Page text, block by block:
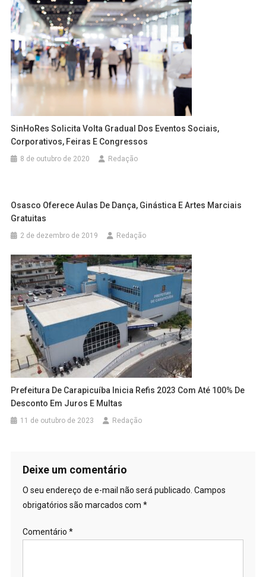
SinHoRes Solicita Volta Gradual Dos Eventos Sociais,
Corporativos, Feiras E Congressos
8 de outubro de 2020 Redação
Osasco Oferece Aulas De Dança, Ginástica E Artes Marciais
Gratuitas
2 de dezembro de 2019 Redação
Prefeitura De Carapicuíba Inicia Refis 2023 Com Até 100% De
Desconto Em Juros E Multas
11 de outubro de 2023 Redação
Deixe um comentário
O seu endereço de e-mail não será publicado. Campos
obrigatórios são marcados com *
Comentário *